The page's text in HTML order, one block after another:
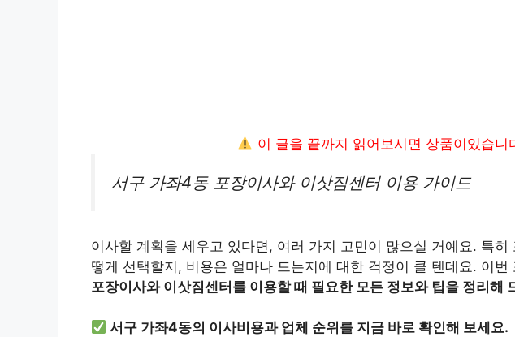
이 글을 끝까지 읽어보시면 상품이있습니
서구 가좌4동 포장이사와 이삿짐센터 이용 가이드
이사할 계획을 세우고 있다면, 여러 가지 고민이 많으실 거예요. 특히
떻게 선택할지, 비용은 얼마나 드는지에 대한 걱정이 클 텐데요. 이번
포장이사와 이삿짐센터를 이용할 때 필요한 모든 정보와 팁을 정리해
서구 가좌4동의 이사비용과 업체 순위를 지금 바로 확인해 보세요.